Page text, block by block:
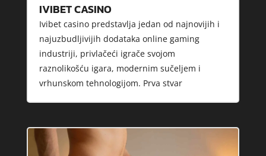
IVIBET CASINO
Ivibet casino predstavlja jedan od najnovijih i
najuzbudljivijih dodataka online gaming
industriji, privlačeći igrače svojom
raznolikošću igara, modernim sučeljem i
vrhunskom tehnologijom. Prva stvar